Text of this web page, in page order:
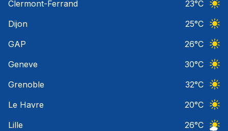
Clermont-Ferrand
23°C
Dijon
25°C
GAP
26°C
Geneve
30°C
Grenoble
32°C
Le Havre
20°C
Lille
26°C